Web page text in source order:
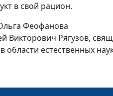
в свой рацион.
Феофанова
Викторович Рягузов,
области естественных